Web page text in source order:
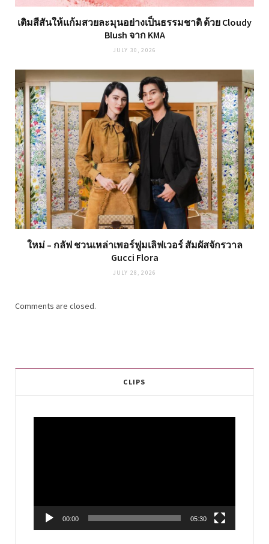
เติมสีสันให้แก้มสวยละมุนอย่างเป็นธรรมชาติ ด้วย Cloudy
Blush จาก KMA
JULY 30, 2026
ใหม่ – กลัฟ ชวนเหล่าเพอร์ฟูมเลิฟเวอร์ สัมผัสจักรวาล
Gucci Flora
JULY 28, 2026
Comments are closed.
CLIPS
00:00 05:30